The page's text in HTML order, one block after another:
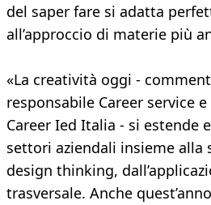
del saper fare si adatta
all’approccio di materie più
«La creatività oggi -
responsabile Career service
Career Ied Italia - si estende
settori aziendali insieme alla
design thinking,
trasversale. Anche